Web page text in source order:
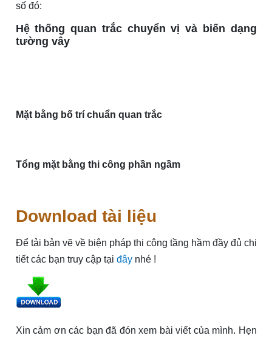
số đó:
Hệ thống quan trắc chuyển vị và biến dạng
tường vây
Mặt bằng bố trí chuẩn quan trắc
Tổng mặt bằng thi công phần ngầm
Download tài liệu
Để tải bản vẽ về biện pháp thi công tầng hầm đầy đủ chi
tiết các bạn truy cập tại đâynhé !
Xin cảm ơn các bạn đã đón xem bài viết của mình. Hẹn